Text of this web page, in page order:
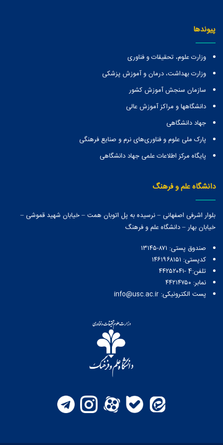
پیوندها
وزارت علوم، تحقیقات و فناوری
وزارت بهداشت، درمان و آموزش پزشکی
سازمان سنجش آموزش کشور
دانشگاهها و مراكز آموزش عالی
جهاد دانشگاهی
پارک ملی علوم و فناوری‌های نرم و صنایع فرهنگی
پایگاه مرکز اطلاعات علمی جهاد دانشگاهی
دانشگاه علم و فرهنگ
بلوار اشرفی اصفهانی – نرسیده به پل اتوبان همت – خیابان شهید قموشی –
خیابان بهار – دانشگاه علم و فرهنگ
صندوق پستی:‌ ۸۷۱-۱۳۱۴۵
کدپستی: ۱۴۶۱۹۶۸۱۵۱
تلفن:4 -۴۴۲۵۲۰۴۱
نمابر: ۴۴۲۱۴۷۵۰
پست الکترونیکی: info@usc.ac.ir